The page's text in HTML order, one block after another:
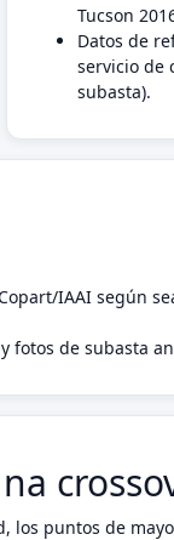
Tucson
Datos de
servicio de
subasta).
IAAI según
de subasta
los puntos de